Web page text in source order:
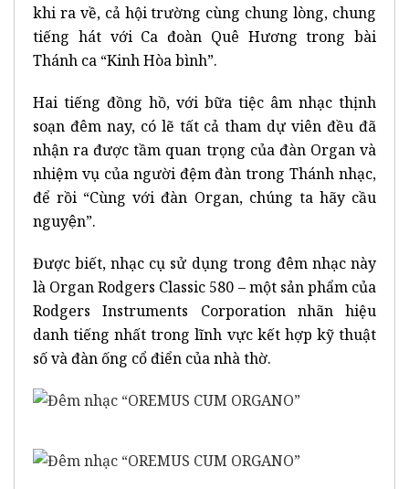
khi ra về, cả hội trường cùng chung lòng, chung
tiếng hát với Ca đoàn Quê Hương trong bài
Thánh ca “Kinh Hòa bình”.
Hai tiếng đồng hồ, với bữa tiệc âm nhạc thịnh
soạn đêm nay, có lẽ tất cả tham dự viên đều đã
nhận ra được tầm quan trọng của đàn Organ và
nhiệm vụ của người đệm đàn trong Thánh nhạc,
để rồi “Cùng với đàn Organ, chúng ta hãy cầu
nguyện”.
Được biết, nhạc cụ sử dụng trong đêm nhạc này
là Organ Rodgers Classic 580 – một sản phẩm của
Rodgers Instruments Corporation nhãn hiệu
danh tiếng nhất trong lĩnh vực kết hợp kỹ thuật
số và đàn ống cổ điển của nhà thờ.